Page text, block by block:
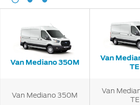
Van Mediano 350M
Van
TE
Van Mediano 350M
Van
TE